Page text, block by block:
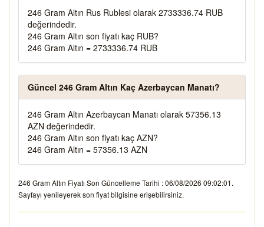
246 Gram Altın Rus Rublesi olarak 2733336.74 RUB
değerindedir.
246 Gram Altın son fiyatı kaç RUB?
246 Gram Altın = 2733336.74 RUB
Güncel 246 Gram Altın Kaç Azerbaycan Manatı?
246 Gram Altın Azerbaycan Manatı olarak 57356.13
AZN değerindedir.
246 Gram Altın son fiyatı kaç AZN?
246 Gram Altın = 57356.13 AZN
246 Gram Altın Fiyatı Son Güncelleme Tarihi : 06/08/2026 09:02:01.
Sayfayı yenileyerek son fiyat bilgisine erişebilirsiniz.